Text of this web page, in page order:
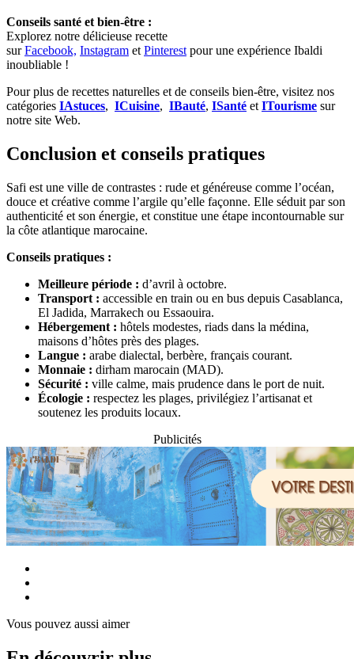
Conseils santé et bien-être :
Explorez notre délicieuse recette
surFacebook, Instagram et Pinterest pour une expérience Ibaldi
inoubliable !
Pour plus de recettes naturelles et de conseils bien-être, visitez nos
catégories IAstuces, ICuisine, IBauté, ISanté et ITourisme sur
notre site Web.
Conclusion et conseils pratiques
Safi est une ville de contrastes : rude et généreuse comme l’océan,
douce et créative comme l’argile qu’elle façonne. Elle séduit par son
authenticité et son énergie, et constitue une étape incontournable sur
la côte atlantique marocaine.
Conseils pratiques :
Meilleure période : d’avril à octobre.
Transport : accessible en train ou en bus depuis Casablanca,
El Jadida, Marrakech ou Essaouira.
Hébergement : hôtels modestes, riads dans la médina,
maisons d’hôtes près des plages.
Langue : arabe dialectal, berbère, français courant.
Monnaie : dirham marocain (MAD).
Sécurité : ville calme, mais prudence dans le port de nuit.
Écologie : respectez les plages, privilégiez l’artisanat et
soutenez les produits locaux.
Publicités
Vous pouvez aussi aimer